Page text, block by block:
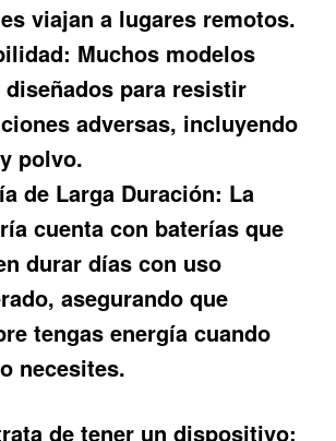
viajan a lugares remotos.
Muchos modelos
diseñados para resistir
adversas, incluyendo
polvo.
de Larga Duración: La
cuenta con baterías que
durar días con uso
asegurando que
tengas energía cuando
necesites.
de tener un dispositivo;